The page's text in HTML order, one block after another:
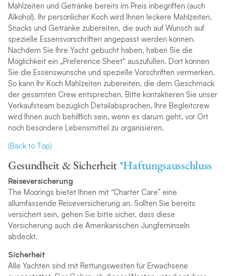
Mahlzeiten und Getränke bereits im Preis inbegriffen (auch
Alkohol). Ihr persönlicher Koch wird Ihnen leckere Mahlzeiten,
Snacks und Getränke zubereiten, die auch auf Wunsch auf
spezielle Essensvorschriften angepasst werden können.
Nachdem Sie Ihre Yacht gebucht haben, haben Sie die
Möglichkeit ein „Preference Sheet“ auszufüllen. Dort können
Sie die Essenswünsche und spezielle Vorschriften vermerken.
So kann Ihr Koch Mahlzeiten zubereiten, die dem Geschmack
der gesamten Crew entsprechen. Bitte kontaktieren Sie unser
Verkaufsteam bezüglich Detailabsprachen. Ihre Begleitcrew
wird Ihnen auch behilflich sein, wenn es darum geht, vor Ort
noch besondere Lebensmittel zu organisieren.
(Back to Top)
Gesundheit & Sicherheit*Haftungsausschluss
Reiseversicherung
The Moorings bietet Ihnen mit “Charter Care” eine
allumfassende Reiseversicherung an. Sollten Sie bereits
versichert sein, gehen Sie bitte sicher, dass diese
Versicherung auch die Amerikanischen Jungferninseln
abdeckt.
Sicherheit
Alle Yachten sind mit Rettungswesten für Erwachsene